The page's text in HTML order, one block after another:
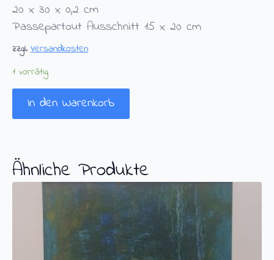
20 x 30 x 0,2 cm
Passepartout Ausschnitt 15 x 20 cm
zzgl. Versandkosten
1 vorrätig
In den Warenkorb
Ähnliche Produkte